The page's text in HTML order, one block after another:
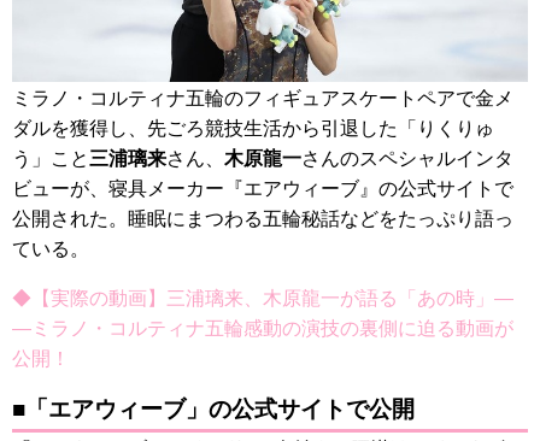
ミラノ・コルティナ五輪のフィギュアスケートペアで金メ
ダルを獲得し、先ごろ競技生活から引退した「りくりゅ
う」こと三浦璃来さん、 木原龍一さんのスペシャルインタ
ビューが、寝具メーカー『エアウィーブ』の公式サイトで
公開された。睡眠にまつわる五輪秘話などをたっぷり語っ
ている。
◆【実際の動画】三浦璃来、木原龍一が語る「あの時」―
―ミラノ・コルティナ五輪感動の演技の裏側に迫る動画が
公開！
■「エアウィーブ」の公式サイトで公開